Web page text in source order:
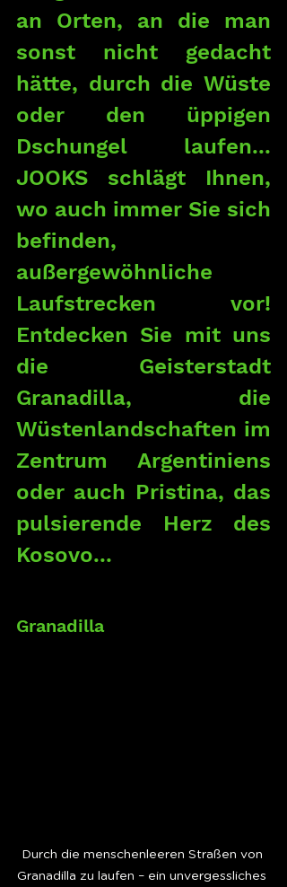
an Orten, an die man
sonst nicht gedacht
hätte, durch die Wüste
oder den üppigen
Dschungel laufen...
JOOKS schlägt Ihnen,
wo auch immer Sie sich
befinden,
außergewöhnliche
Laufstrecken vor!
Entdecken Sie mit uns
die Geisterstadt
Granadilla, die
Wüstenlandschaften im
Zentrum Argentiniens
oder auch Pristina, das
pulsierende Herz des
Kosovo...
Granadilla
Durch die menschenleeren Straßen von
Granadilla zu laufen – ein unvergessliches